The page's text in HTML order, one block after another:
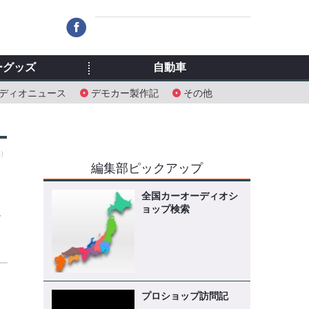
ィオニュース デモカー製作記 その他
グッズ 自動車
編集部ピックアップ
全国カーオーディオシ
ョップ検索
プロショップ訪問記